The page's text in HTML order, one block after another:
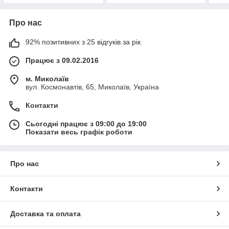
Про нас
92% позитивних з 25 відгуків за рік
Працює з 09.02.2016
м. Миколаїв
вул. Космонавтів, 65, Миколаїв, Україна
Контакти
Сьогодні працює з 09:00 до 19:00
Показати весь графік роботи
Про нас
Контакти
Доставка та оплата